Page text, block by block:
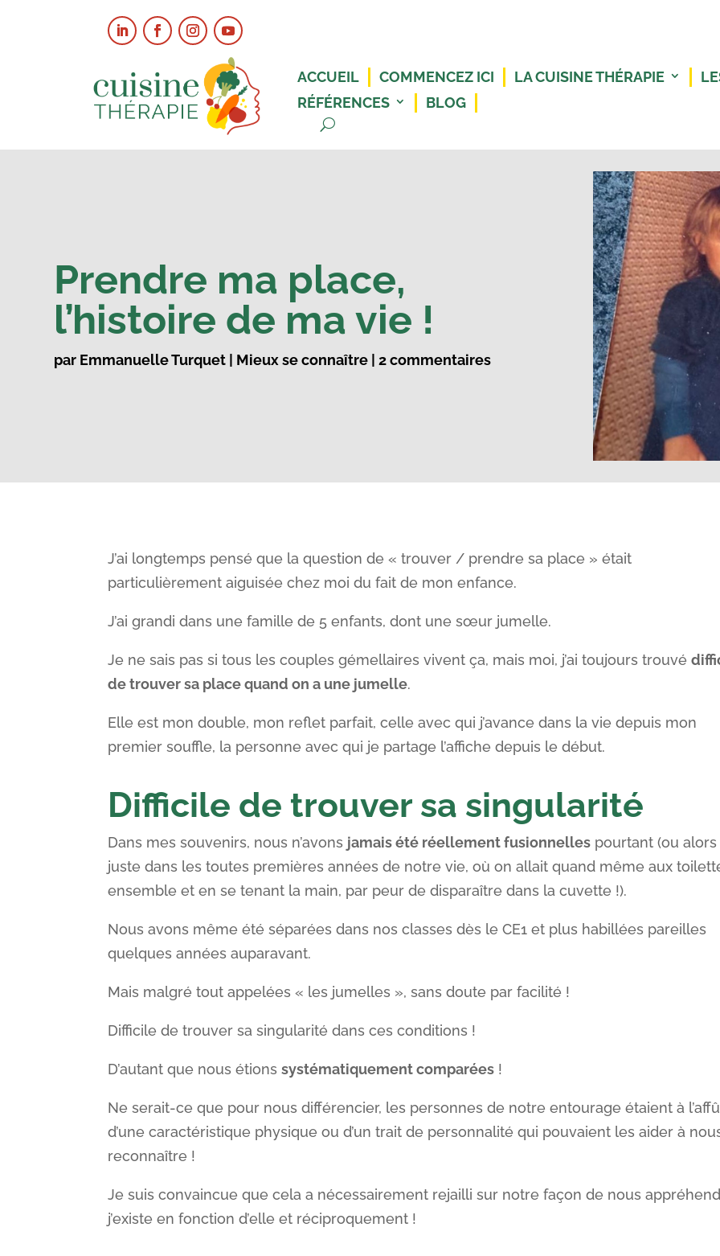
ACCUEIL COMMENCEZ ICI LA CUISINE THÉRAPIE
RÉFÉRENCES
BLOG
Prendre ma place,
l’histoire de ma vie !
par Emmanuelle Turquet | Mieux se connaître |2 commentaires
J’ai longtemps pensé que la question de « trouver / prendre sa place » était
particulièrement aiguisée chez moi du fait de mon enfance.
J’ai grandi dans une famille de 5 enfants, dont une sœur jumelle.
Je ne sais pas si tous les couples gémellaires vivent ça, mais moi, j’ai toujours trouvé
de trouver sa place quand on a une jumelle.
Elle est mon double, mon reflet parfait, celle avec qui j’avance dans la vie depuis mon
premier souffle, la personne avec qui je partage l’affiche depuis le début.
Difficile de trouver sa singularité
Dans mes souvenirs, nous n’avons jamais été réellement fusionnelles pourtant (ou alors
juste dans les toutes premières années de notre vie, où on allait quand même aux
ensemble et en se tenant la main, par peur de disparaître dans la cuvette !).
Nous avons même été séparées dans nos classes dès le CE1 et plus habillées pareilles
quelques années auparavant.
Mais malgré tout appelées « les jumelles », sans doute par facilité !
Difficile de trouver sa singularité dans ces conditions !
D’autant que nous étionssystématiquement comparées !
Ne serait-ce que pour nous différencier, les personnes de notre entourage étaient à
d’une caractéristique physique ou d’un trait de personnalité qui pouvaient les aider à
reconnaître !
Je suis convaincue que cela a nécessairement rejailli sur notre façon de nous
j’existe en fonction d’elle et réciproquement !